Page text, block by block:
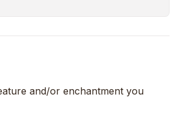
and/or enchantment you